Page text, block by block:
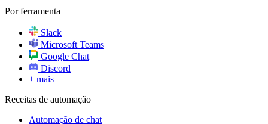
Por ferramenta
Slack
Microsoft Teams
Google Chat
Discord
+ mais
Receitas de automação
Automação de chat